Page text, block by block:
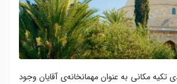
مکانی به عنوان مهمانخانه‌ی آقایان وجود